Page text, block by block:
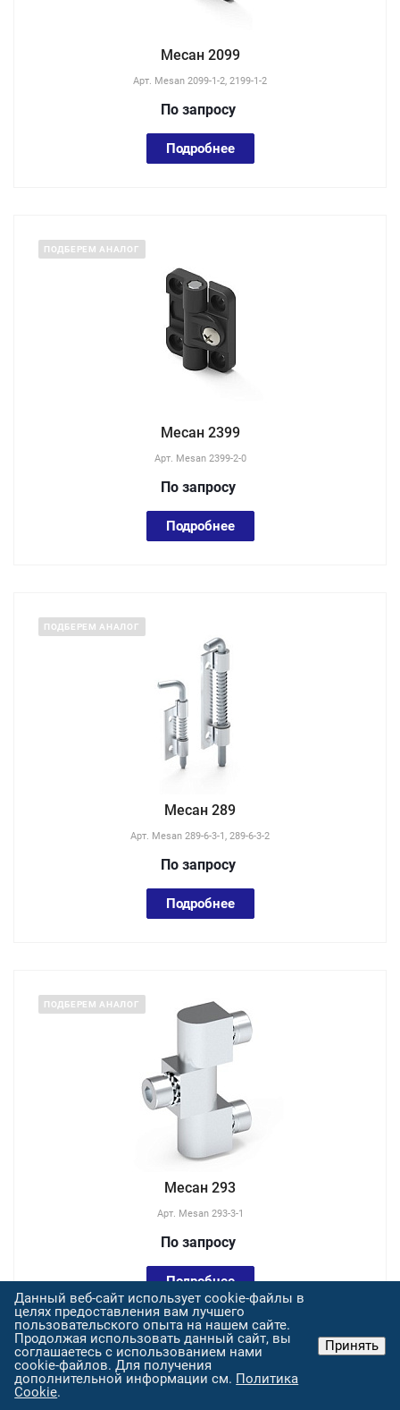
Месан 2099
Арт. Mesan 2099-1-2, 2199-1-2
По запросу
Подробнее
ПОДБЕРЕМ АНАЛОГ
Месан 2399
Арт. Mesan 2399-2-0
По запросу
Подробнее
ПОДБЕРЕМ АНАЛОГ
Месан 289
Арт. Mesan 289-6-3-1, 289-6-3-2
По запросу
Подробнее
ПОДБЕРЕМ АНАЛОГ
Месан 293
Арт. Mesan 293-3-1
По запросу
Подробнее
ПОДБЕРЕМ АНАЛОГ
Данный веб-сайт использует cookie-файлы в
целях предоставления вам лучшего
пользовательского опыта на нашем сайте.
Продолжая использовать данный сайт, вы
соглашаетесь с использованием нами
cookie-файлов. Для получения
дополнительной информации см. Политика
Cookie.
Принять